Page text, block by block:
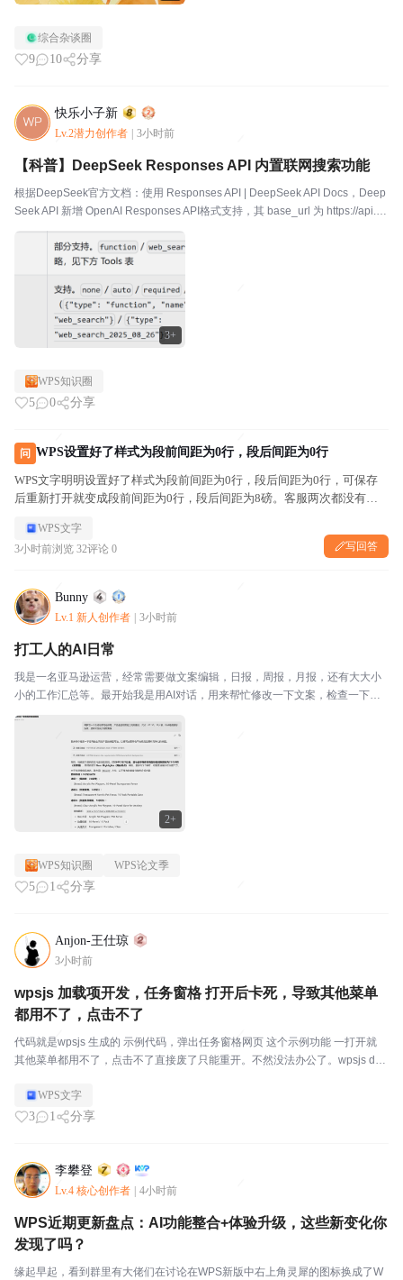
综合杂谈圈
9 10 分享
快乐小子新
Lv.2潜力创作者 3小时前
3+
【科普】DeepSeek Responses API 内置联网搜索功能
根据DeepSeek官方文档：使用 Responses API | DeepSeek API Docs，Deep
Seek API 新增 OpenAI Responses API格式支持，其 base_url 为 https://api.de
epseek.c...
WPS知识圈
5 0 分享
问 WPS设置好了样式为段前间距为0行，段后间距为0行
WPS文字明明设置好了样式为段前间距为0行，段后间距为0行，可保存
后重新打开就变成段前间距为0行，段后间距为8磅。客服两次都没有解
WPS文字
3小时前浏览 32评论 0 写回答
Bunny
Lv.1 新人创作者 3小时前
2+
打工人的AI日常
我是一名亚马逊运营，经常需要做文案编辑，日报，周报，月报，还有大大小
小的工作汇总等。最开始我是用AI对话，用来帮忙修改一下文案，检查一下是
否有单词错误等等。其实大家都知道，亚马逊的工作都很重复，所以对于日报
那些，以前我都是绞尽脑汁自己写，或者和同事们互帮互...
WPS知识圈 WPS论文季
5 1 分享
Anjon-王仕琼
3小时前
wpsjs 加载项开发，任务窗格 打开后卡死，导致其他菜单
都用不了，点击不了
代码就是wpsjs 生成的 示例代码，弹出任务窗格网页 这个示例功能 一打开就
其他菜单都用不了，点击不了直接废了只能重开。不然没法办公了。wpsjs deb
吗？另外一个情况就是5-6...
WPS文字
3 1 分享
李攀登
Lv.4 核心创作者 4小时前
WPS近期更新盘点：AI功能整合+体验升级，这些新变化你
发现了吗？
缘起早起，看到群里有大佬们在讨论在WPS新版中右上角灵犀的图标换成了W